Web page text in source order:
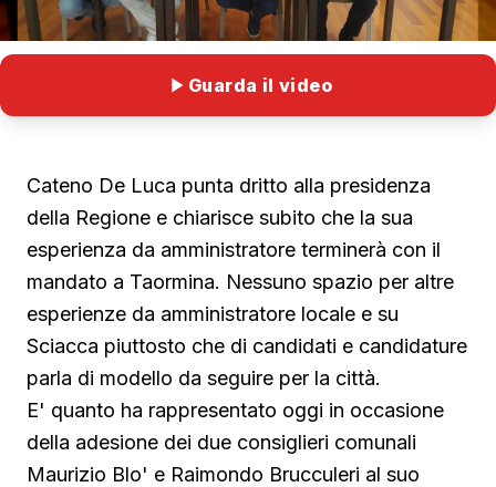
Guarda il video
Cateno De Luca punta dritto alla presidenza
della Regione e chiarisce subito che la sua
esperienza da amministratore terminerà con il
mandato a Taormina. Nessuno spazio per altre
esperienze da amministratore locale e su
Sciacca piuttosto che di candidati e candidature
parla di modello da seguire per la città.
E' quanto ha rappresentato oggi in occasione
della adesione dei due consiglieri comunali
Maurizio Blo' e Raimondo Brucculeri al suo